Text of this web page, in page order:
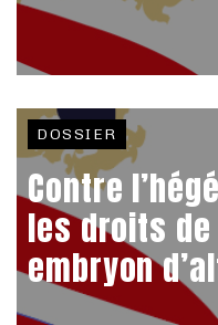
DOSSIER
Contre
les droits
embryon